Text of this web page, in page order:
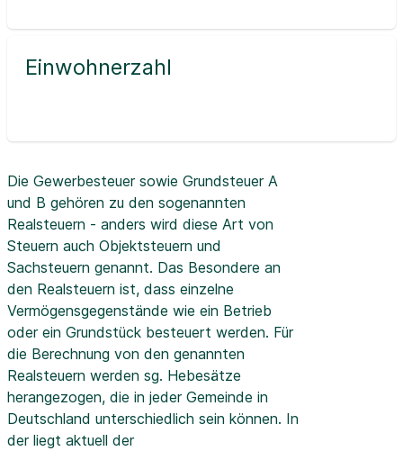
Einwohnerzahl
Die Gewerbesteuer sowie Grundsteuer A
und B gehören zu den sogenannten
Realsteuern - anders wird diese Art von
Steuern auch Objektsteuern und
Sachsteuern genannt. Das Besondere an
den Realsteuern ist, dass einzelne
Vermögensgegenstände wie ein Betrieb
oder ein Grundstück besteuert werden. Für
die Berechnung von den genannten
Realsteuern werden sg. Hebesätze
herangezogen, die in jeder Gemeinde in
Deutschland unterschiedlich sein können. In
der liegt aktuell der